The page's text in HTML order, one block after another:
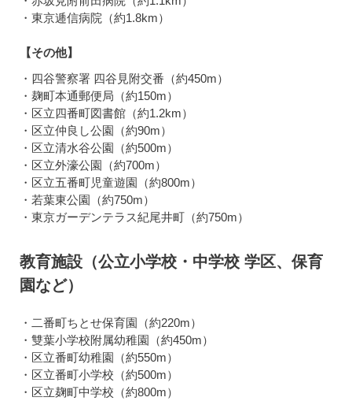
・東京逓信病院（約1.8km）
【その他】
・四谷警察署 四谷見附交番（約450m）
・麹町本通郵便局（約150m）
・区立四番町図書館（約1.2km）
・区立仲良し公園（約90m）
・区立清水谷公園（約500m）
・区立外濠公園（約700m）
・区立五番町児童遊園（約800m）
・若葉東公園（約750m）
・東京ガーデンテラス紀尾井町（約750m）
教育施設（公立小学校・中学校 学区、保育
園など）
・二番町ちとせ保育園（約220m）
・雙葉小学校附属幼稚園（約450m）
・区立番町幼稚園（約550m）
・区立番町小学校（約500m）
・区立麹町中学校（約800m）